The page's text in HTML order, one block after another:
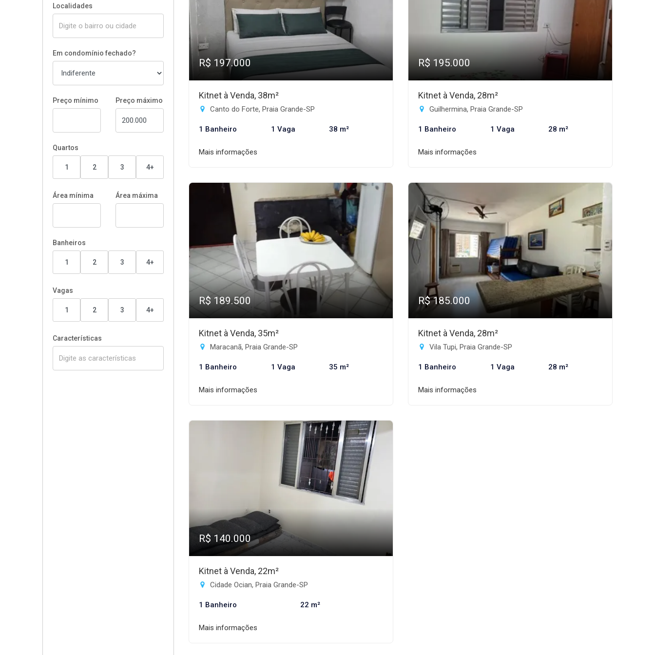
Localidades
Em condomínio fechado?
Preço mínimo Preço máximo
Quartos
1 2 3 4+
Área mínima Área máxima
Banheiros
1 2 3 4+
Vagas
1 2 3 4+
Características
R$ 197.000
Kitnet à Venda, 38m²
Canto do Forte, Praia Grande-SP
1 Banheiro 1 Vaga 38 m²
Mais informações
R$ 195.000
Kitnet à Venda, 28m²
Guilhermina, Praia Grande-SP
1 Banheiro 1 Vaga 28 m²
Mais informações
R$ 189.500
Kitnet à Venda, 35m²
Maracanã, Praia Grande-SP
1 Banheiro 1 Vaga 35 m²
Mais informações
R$ 185.000
Kitnet à Venda, 28m²
Vila Tupi, Praia Grande-SP
1 Banheiro 1 Vaga 28 m²
Mais informações
R$ 140.000
Kitnet à Venda, 22m²
Cidade Ocian, Praia Grande-SP
1 Banheiro 22 m²
Mais informações